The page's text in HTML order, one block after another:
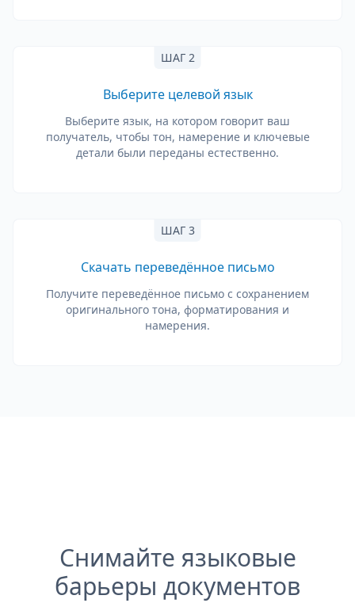
ШАГ 2
Выберите целевой язык
Выберите язык, на котором говорит ваш
получатель, чтобы тон, намерение и ключевые
детали были переданы естественно.
ШАГ 3
Скачать переведённое письмо
Получите переведённое письмо с сохранением
оригинального тона, форматирования и
намерения.
Снимайте языковые
барьеры документов